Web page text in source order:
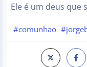
Ele é um deus que
#comunhao